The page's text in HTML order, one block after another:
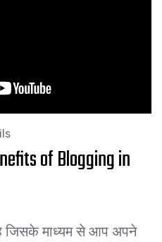
of Blogging in
जिसके माध्यम से आप अपने